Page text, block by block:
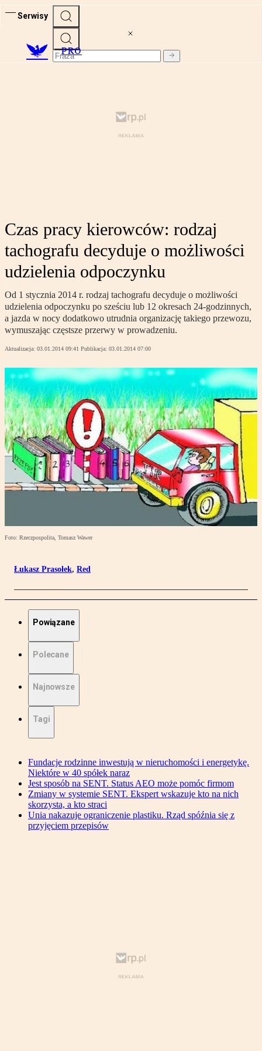
Serwisy
PRO
Czas pracy kierowców: rodzaj
tachografu decyduje o możliwości
udzielenia odpoczynku
Od 1 stycznia 2014 r. rodzaj tachografu decyduje o możliwości
udzielenia odpoczynku po sześciu lub 12 okresach 24-godzinnych,
a jazda w nocy dodatkowo utrudnia organizację takiego przewozu,
wymuszając częstsze przerwy w prowadzeniu.
Aktualizacja: 03.01.2014 09:41 Publikacja: 03.01.2014 07:00
Foto: Rzeczpospolita, Tomasz Wawer
Łukasz Prasołek, Red
Powiązane
Polecane
Najnowsze
Tagi
Fundacje rodzinne inwestują w nieruchomości i energetykę.
Niektóre w 40 spółek naraz
Jest sposób na SENT. Status AEO może pomóc firmom
Zmiany w systemie SENT. Ekspert wskazuje kto na nich
skorzysta, a kto straci
Unia nakazuje ograniczenie plastiku. Rząd spóźnia się z
przyjęciem przepisów